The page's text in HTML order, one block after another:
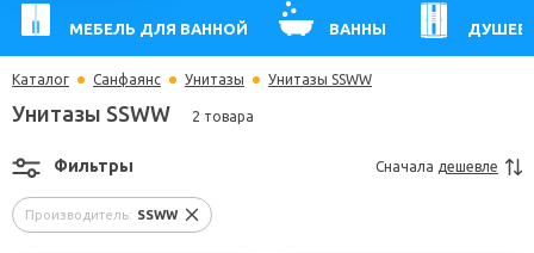
МЕБЕЛЬ ДЛЯ ВАННОЙ ВАННЫ
Каталог Санфаянс Унитазы Унитазы SSWW
Унитазы SSWW 2 товара
Производитель: SSWW
Фильтры Сначала дешевле